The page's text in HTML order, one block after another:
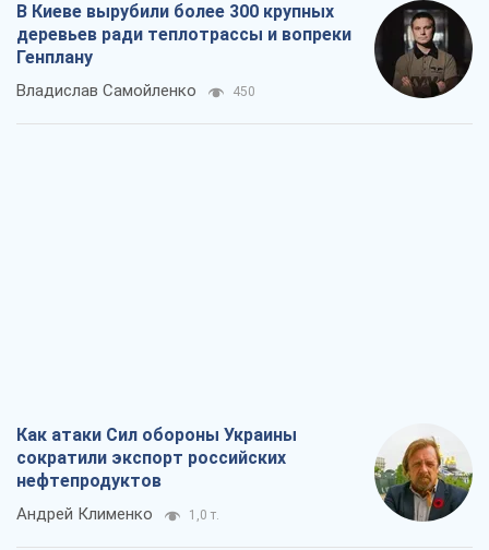
В Киеве вырубили более 300 крупных
деревьев ради теплотрассы и вопреки
Генплану
Владислав Самойленко 450
Как атаки Сил обороны Украины
сократили экспорт российских
нефтепродуктов
Андрей Клименко 1,0 т.